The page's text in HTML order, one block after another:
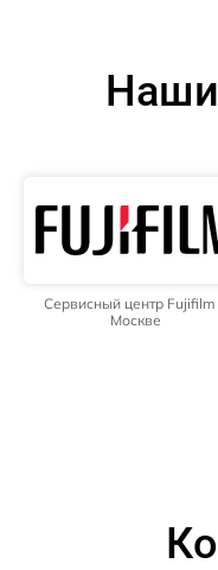
Сервисный центр Fujifilm
Москве